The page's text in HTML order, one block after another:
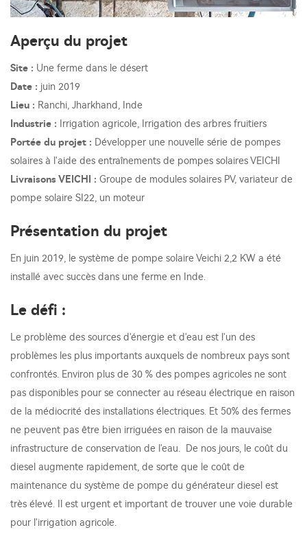
Aperçu du projet
Site : Une ferme dans le désert
Date : juin 2019
Lieu : Ranchi, Jharkhand, Inde
Industrie : Irrigation agricole, Irrigation des arbres fruitiers
Portée du projet : Développer une nouvelle série de pompes
solaires à l'aide des entraînements de pompes solaires VEICHI
Livraisons VEICHI : Groupe de modules solaires PV, variateur de
pompe solaire SI22, un moteur
Présentation du projet
En juin 2019, le système de pompe solaire Veichi 2,2 KW a été
installé avec succès dans une ferme en Inde.
Le défi :
Le problème des sources d'énergie et d'eau est l'un des
problèmes les plus importants auxquels de nombreux pays sont
confrontés. Environ plus de 30 % des pompes agricoles ne sont
pas disponibles pour se connecter au réseau électrique en raison
de la médiocrité des installations électriques. Et 50% des fermes
ne peuvent pas être bien irriguées en raison de la mauvaise
infrastructure de conservation de l'eau. De nos jours, le coût du
diesel augmente rapidement, de sorte que le coût de
maintenance du système de pompe du générateur diesel est
très élevé. Il est urgent et important de trouver une voie durable
pour l'irrigation agricole.